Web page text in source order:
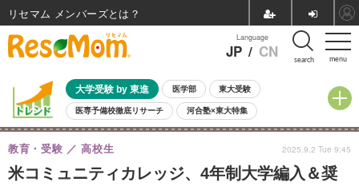
menu
Language
JP / CN search
大学受験 by 東進 医学部 東大受験
医専予備校徹底リサーチ 河合塾×東大特集
親子で考える大学選び 高校受験 中学受験 小学校受験
共通テスト 夏休み
8月開催イベント・WS 全国公立高校 過去問 人気記事
米コミュニティカレッジ、4年制大学編入＆奨
教育・受験 高校生 2025.9.2 Tue 9:45
リセマム メンバーズ